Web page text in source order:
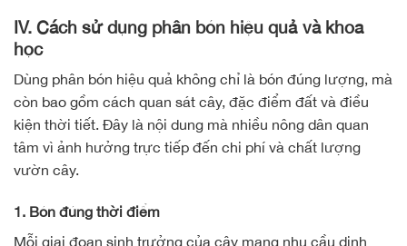
IV. Cách sử dụng phân bón hiệu quả và khoa
học
Dùng phân bón hiệu quả không chỉ là bón đúng lượng, mà
còn bao gồm cách quan sát cây, đặc điểm đất và điều
kiện thời tiết. Đây là nội dung mà nhiều nông dân quan
tâm vì ảnh hưởng trực tiếp đến chi phí và chất lượng
vườn cây.
1. Bón đúng thời điểm
Mỗi giai đoạn sinh trưởng của cây mang nhu cầu dinh